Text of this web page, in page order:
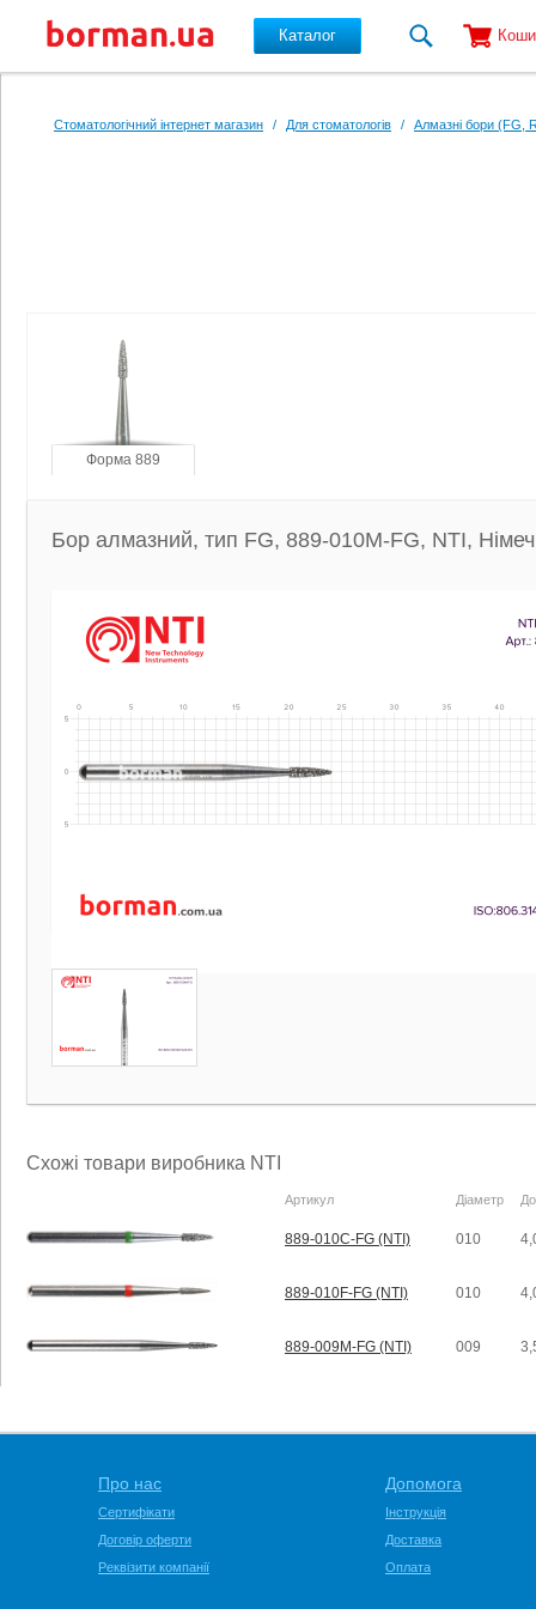
Каталог
Стоматологічний інтернет магазин / Для стоматологів / Алмазні бори (FG,
Форма 889
Бор алмазний, тип FG, 889-010M-FG, NTI,
Схожі товари виробника NTI
Артикул Діаметр
889-010C-FG (NTI) 010
889-010F-FG (NTI) 010
889-009M-FG (NTI) 009
Про нас
Сертифікати
Договір оферти
Реквізити компанії
Допомога
Інструкція
Доставка
Оплата